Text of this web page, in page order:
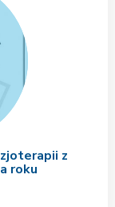
z
roku